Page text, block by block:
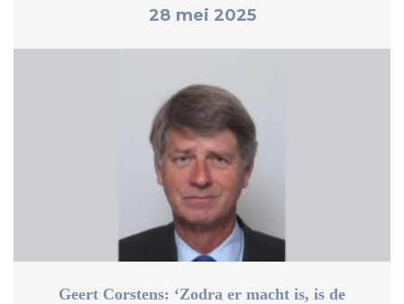
28 mei 2025
Geert Corstens: ‘Zodra er macht is, is de